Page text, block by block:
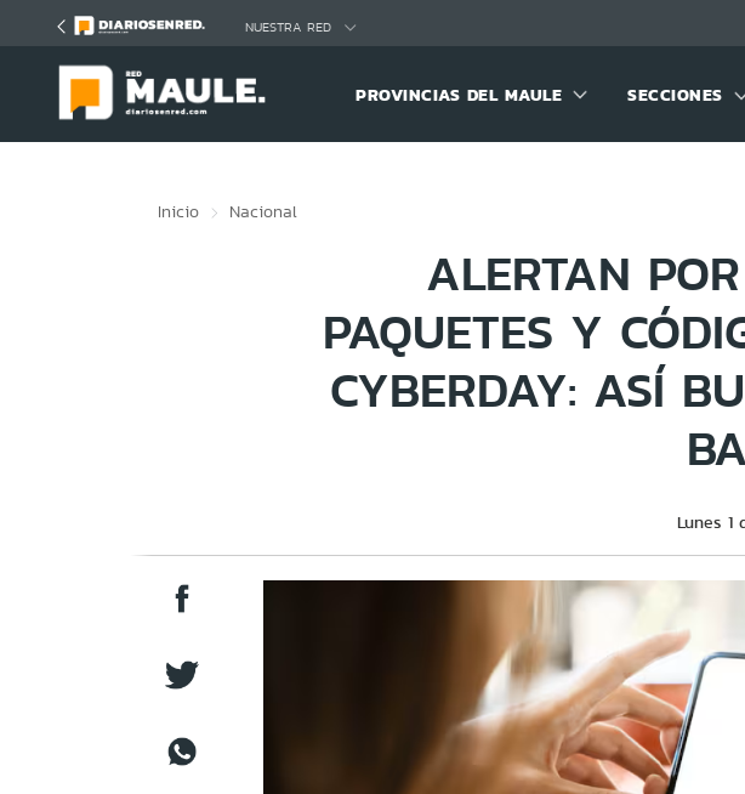
NUESTRA RED
PROVINCIAS DEL MAULE SECCIONES
Inicio Nacional
ALERTAN
PAQUETES Y
CYBERDAY: ASÍ
Lunes 1